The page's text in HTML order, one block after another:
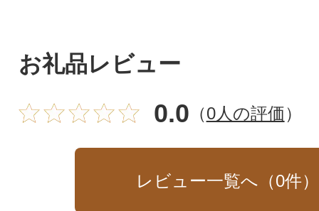
お礼品レビュー
0.0 （0人の評価）
レビュー一覧へ（0件）